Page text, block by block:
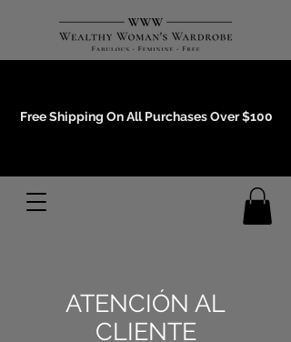
Free Shipping On All Purchases Over $100
ATENCIÓN AL
CLIENTE